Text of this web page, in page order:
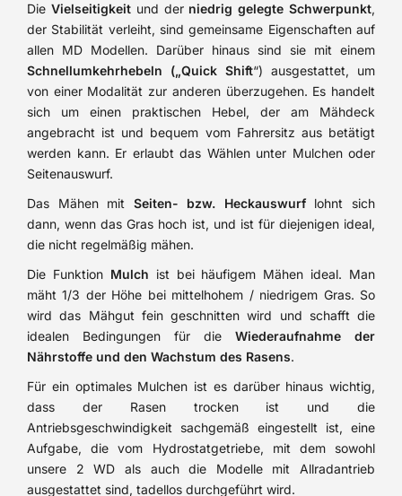
Die Vielseitigkeitund der niedrig gelegte Schwerpunkt,
der Stabilität verleiht, sind gemeinsame Eigenschaften auf
allen MD Modellen. Darüber hinaus sind sie mit einem
Schnellumkehrhebeln („Quick Shift“) ausgestattet, um
von einer Modalität zur anderen überzugehen. Es handelt
sich um einen praktischen Hebel, der am Mähdeck
angebracht ist und bequem vom Fahrersitz aus betätigt
werden kann. Er erlaubt das Wählen unter Mulchen oder
Seitenauswurf.
Das Mähen mit Seiten- bzw. Heckauswurflohnt sich
dann, wenn das Gras hoch ist, und ist für diejenigen ideal,
die nicht regelmäßig mähen.
Die Funktion Mulch ist bei häufigem Mähen ideal. Man
mäht 1/3 der Höhe bei mittelhohem / niedrigem Gras. So
wird das Mähgut fein geschnitten wird und schafft die
idealen Bedingungen für die Wiederaufnahme der
Nährstoffe und den Wachstum des Rasens.
Für ein optimales Mulchen ist es darüber hinaus wichtig,
dass der Rasen trocken ist und die
Antriebsgeschwindigkeit sachgemäß eingestellt ist, eine
Aufgabe, die vom Hydrostatgetriebe, mit dem sowohl
unsere 2 WD als auch die Modelle mit Allradantrieb
ausgestattet sind, tadellos durchgeführt wird.